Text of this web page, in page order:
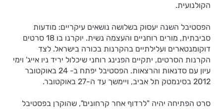
הקולנועית.
הפסטיבל השנה יעסוק בשלושה נושאים עיקריים: מודעות
סביבתית, מורים רוחניים והעצמה נשית. יוקרנו בו 18 סרטים
דוקומנטארים ועלילתיים בהקרנות בכורה בישראל. לצד
הקרנות הסרטים, יתקיים הפנינג רוחני שיכלול יריד ניו אייג' וימי
עיון עם סדנאות והרצאות. הפסטיבל יפתח ב- 24 באוקטובר
2012 בסינמטק תל אביב, ויימשך עד ה-27 באוקטובר.
סרט הפתיחה יהיה "לרדוף אחר קרחונים", שהוקרן בפסטיבל